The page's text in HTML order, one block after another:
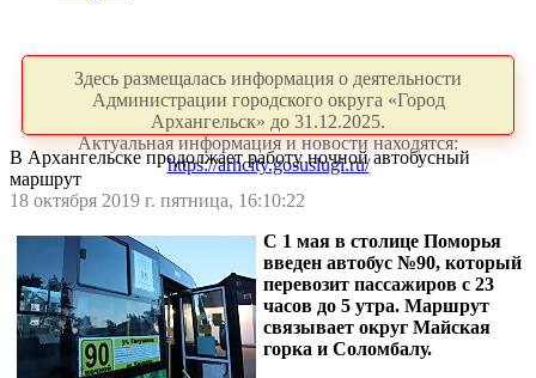
Здесь размещалась информация о деятельности
Администрации городского округа «Город
Архангельск» до 31.12.2025.
Актуальная информация и новости находятся:
https://arhcity.gosuslugi.ru/
В Архангельске продолжает работу ночной автобусный
маршрут
18 октября 2019 г. пятница, 16:10:22
С 1 мая в столице Поморья
введен автобус №90, который
перевозит пассажиров с 23
часов до 5 утра. Маршрут
связывает округ Майская
горка и Соломбалу.